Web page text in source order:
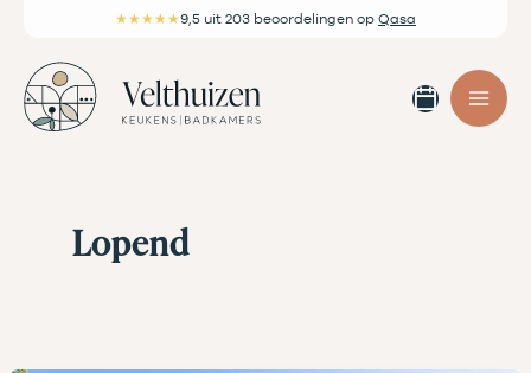
inhoud
★★★★★9,5 uit 203 beoordelingen op Qasa
maken
Lopend